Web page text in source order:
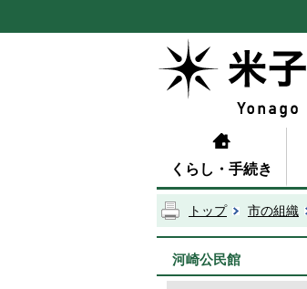
くらし・手続き
トップ 市の組織
河崎公民館